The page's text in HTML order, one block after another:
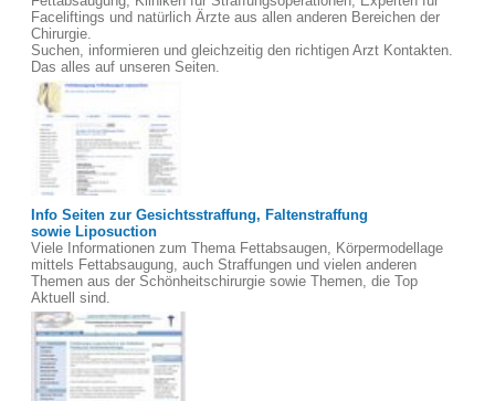
Faceliftings und natürlich Ärzte aus allen anderen Bereichen der
Chirurgie.
Suchen, informieren und gleichzeitig den richtigen Arzt Kontakten.
Das alles auf unseren Seiten.
Info Seiten zur Gesichtsstraffung, Faltenstraffung
sowie Liposuction
Viele Informationen zum Thema Fettabsaugen, Körpermodellage
mittels Fettabsaugung, auch Straffungen und vielen anderen
Themen aus der Schönheitschirurgie sowie Themen, die Top
Aktuell sind.